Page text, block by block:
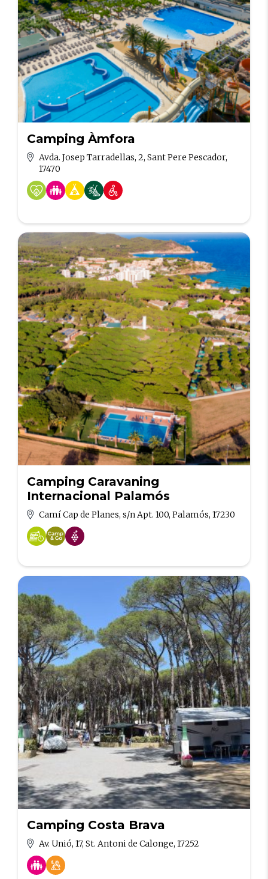
Camping Àmfora
Avda. Josep Tarradellas, 2, Sant Pere Pescador,
17470
Camping Caravaning
Internacional Palamós
Camí Cap de Planes, s/n Apt. 100, Palamós, 17230
Camping Costa Brava
Av. Unió, 17, St. Antoni de Calonge, 17252